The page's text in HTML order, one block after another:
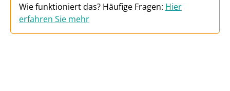
Wie funktioniert das? Häufige Fragen: Hier
erfahren Sie mehr